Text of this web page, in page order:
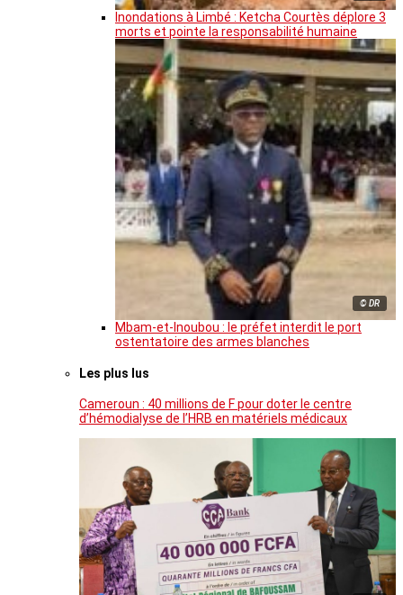
Inondations à Limbé : Ketcha Courtès déplore 3
morts et pointe la responsabilité humaine
© DR
Mbam-et-Inoubou : le préfet interdit le port
ostentatoire des armes blanches
Les plus lus
Cameroun : 40 millions de F pour doter le centre
d’hémodialyse de l’HRB en matériels médicaux